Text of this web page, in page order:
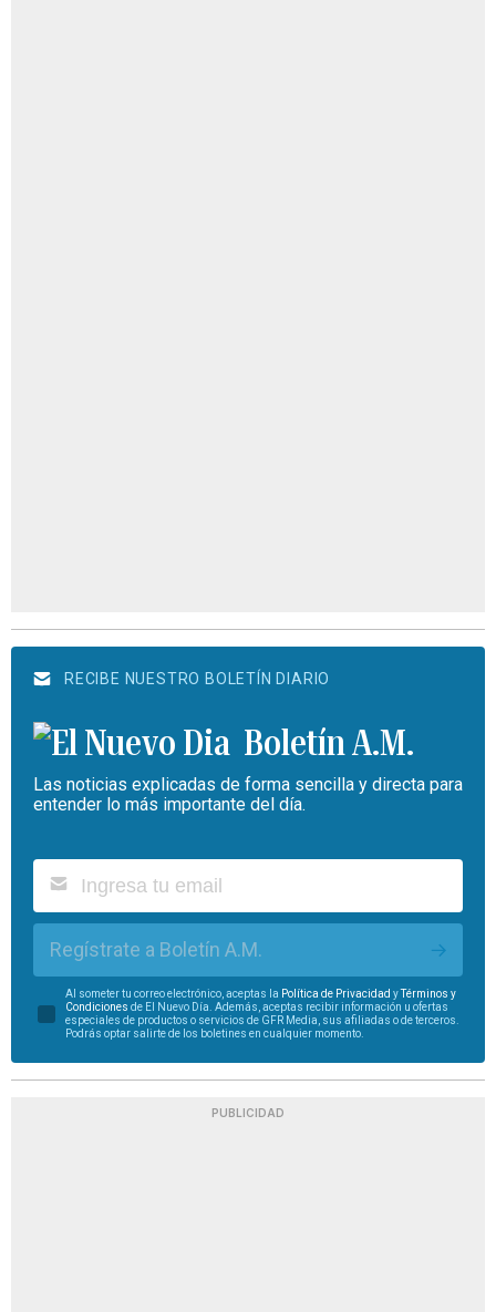
RECIBE NUESTRO BOLETÍN DIARIO
Boletín A.M.
Las noticias explicadas de forma sencilla y directa para
entender lo más importante del día.
Regístrate a Boletín A.M.
Al someter tu correo electrónico, aceptas la Política de Privacidad yTérminos y
Condiciones de El Nuevo Día. Además, aceptas recibir información u ofertas
especiales de productos o servicios de GFR Media, sus afiliadas o de terceros.
Podrás optar salirte de los boletines en cualquier momento.
PUBLICIDAD